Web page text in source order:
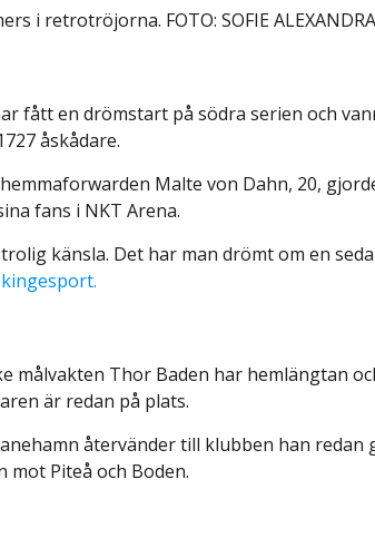
i retrotröjorna. FOTO: SOFIE
fått en drömstart på södra serien och
åskådare.
Malte von Dahn, 20,
fans i NKT Arena.
känsla. Det har man drömt om en
målvakten Thor Baden har hemlängtan
är redan på plats.
återvänder till klubben han
mot Piteå och Boden.